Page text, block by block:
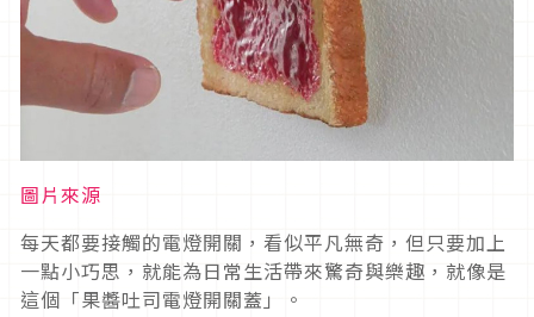
圖片來源
每天都要接觸的電燈開關，看似平凡無奇，但只要加上
一點小巧思，就能為日常生活帶來驚奇與樂趣，就像是
這個「果醬吐司電燈開關蓋」。